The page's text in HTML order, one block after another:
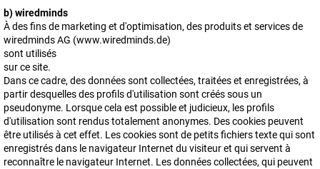
b) wiredminds
À des fins de marketing et d'optimisation, des produits et services de
wiredminds AG (www.wiredminds.de)
sont utilisés
sur ce site.
Dans ce cadre, des données sont collectées, traitées et enregistrées, à
partir desquelles des profils d'utilisation sont créés sous un
pseudonyme. Lorsque cela est possible et judicieux, les profils
d'utilisation sont rendus totalement anonymes. Des cookies peuvent
être utilisés à cet effet. Les cookies sont de petits fichiers texte qui sont
enregistrés dans le navigateur Internet du visiteur et qui servent à
reconnaître le navigateur Internet. Les données collectées, qui peuvent